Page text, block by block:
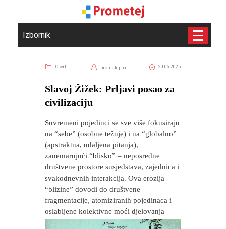
Izbornik
Osvrti prometej.ba 20.06.2025
Slavoj Žižek: Prljavi posao za
civilizaciju
​Suvremeni pojedinci se sve više fokusiraju
na “sebe” (osobne težnje) i na “globalno”
(apstraktna, udaljena pitanja),
zanemarujući “blisko” – neposredne
društvene prostore susjedstava, zajednica i
svakodnevnih interakcija. Ova erozija
“blizine” dovodi do društvene
fragmentacije, atomiziranih pojedinaca i
oslabljene kolektivne moći djelovanja